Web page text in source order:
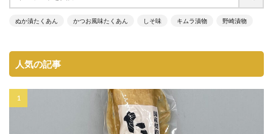
ぬか漬たくあん かつお風味たくあん しそ味 キムラ漬物 野崎漬物
人気の記事